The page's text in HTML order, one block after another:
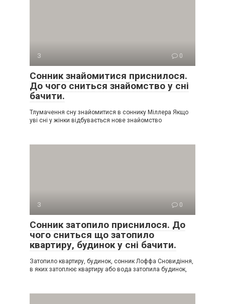
З 0
Сонник знайомитися приснилося.
До чого сниться знайомство у сні
бачити.
Тлумачення сну знайомитися в соннику Міллера Якщо
уві сні у жінки відбувається нове знайомство
З 0
Сонник затопило приснилося. До
чого сниться що затопило
квартиру, будинок у сні бачити.
Затопило квартиру, будинок, сонник Лоффа Сновидіння,
в яких затоплює квартиру або вода затопила будинок,